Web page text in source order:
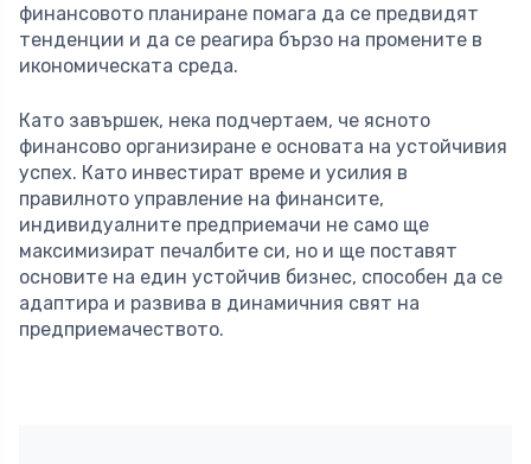
финансовото планиране помага да се предвидят
тенденции и да се реагира бързо на промените в
икономическата среда.
Като завършек, нека подчертаем, че ясното
финансово организиране е основата на устойчивия
успех. Като инвестират време и усилия в
правилното управление на финансите,
индивидуалните предприемачи не само ще
максимизират печалбите си, но и ще поставят
основите на един устойчив бизнес, способен да се
адаптира и развива в динамичния свят на
предприемачеството.